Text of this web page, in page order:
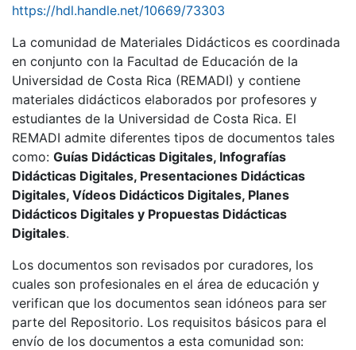
Statistics
https://hdl.handle.net/10669/73303
La comunidad de Materiales Didácticos es coordinada
en conjunto con la Facultad de Educación de la
Universidad de Costa Rica (REMADI) y contiene
materiales didácticos elaborados por profesores y
estudiantes de la Universidad de Costa Rica. El
REMADI admite diferentes tipos de documentos tales
como: Guías Didácticas Digitales, Infografías
Didácticas Digitales, Presentaciones Didácticas
Digitales, Vídeos Didácticos Digitales, Planes
Didácticos Digitales y Propuestas Didácticas
Digitales.
Los documentos son revisados por curadores, los
cuales son profesionales en el área de educación y
verifican que los documentos sean idóneos para ser
parte del Repositorio. Los requisitos básicos para el
envío de los documentos a esta comunidad son: